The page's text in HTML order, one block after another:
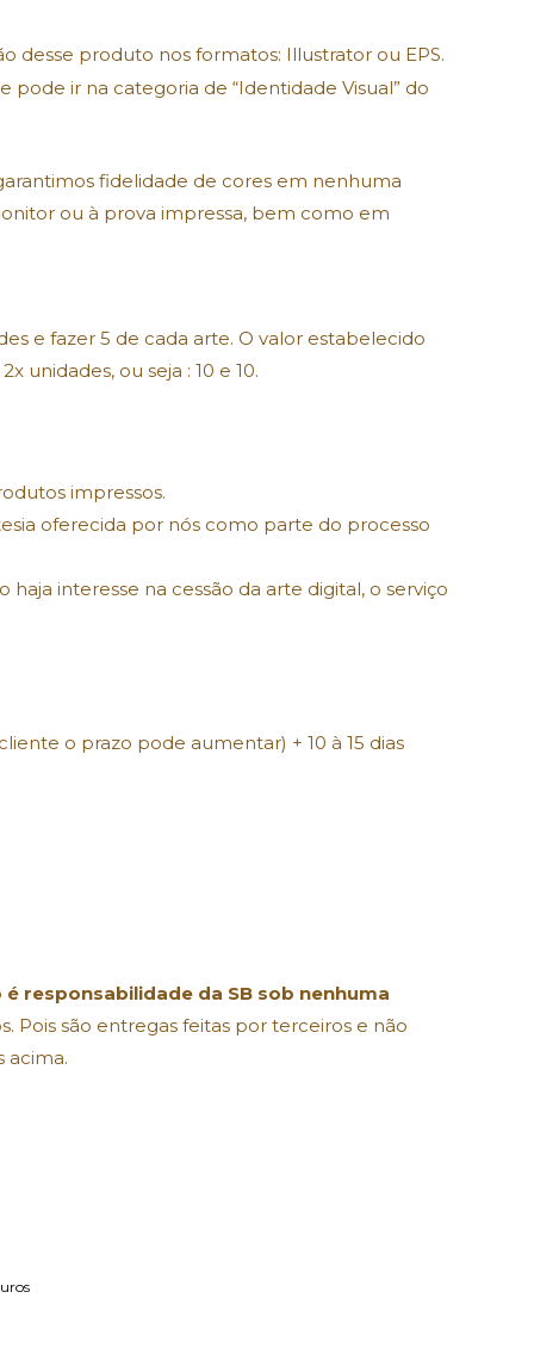
desse produto nos formatos: Illustrator ou EPS.
ir na categoria de “Identidade Visual” do
fidelidade de cores em nenhuma
ou à prova impressa, bem como em
e fazer 5 de cada arte. O valor estabelecido
unidades, ou seja : 10 e 10.
impressos.
oferecida por nós como parte do processo
interesse na cessão da arte digital, o serviço
o prazo pode aumentar) + 10 à 15 dias
é responsabilidade da SB sob nenhuma
Pois são entregas feitas por terceiros e não
acima.